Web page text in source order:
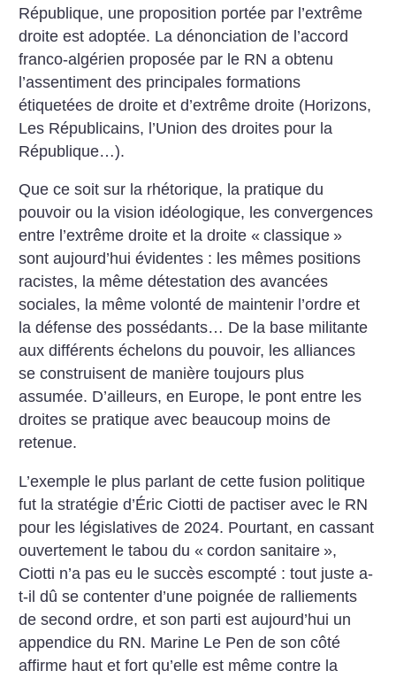
République, une proposition portée par l’extrême
droite est adoptée. La dénonciation de l’accord
franco-algérien proposée par le RN a obtenu
l’assentiment des principales formations
étiquetées de droite et d’extrême droite (Horizons,
Les Républicains, l’Union des droites pour la
République…).
Que ce soit sur la rhétorique, la pratique du
pouvoir ou la vision idéologique, les convergences
entre l’extrême droite et la droite « classique »
sont aujourd’hui évidentes : les mêmes positions
racistes, la même détestation des avancées
sociales, la même volonté de maintenir l’ordre et
la défense des possédants… De la base militante
aux différents échelons du pouvoir, les alliances
se construisent de manière toujours plus
assumée. D’ailleurs, en Europe, le pont entre les
droites se pratique avec beaucoup moins de
retenue.
L’exemple le plus parlant de cette fusion politique
fut la stratégie d’Éric Ciotti de pactiser avec le RN
pour les législatives de 2024. Pourtant, en cassant
ouvertement le tabou du « cordon sanitaire »,
Ciotti n’a pas eu le succès escompté : tout juste a-
t-il dû se contenter d’une poignée de ralliements
de second ordre, et son parti est aujourd’hui un
appendice du RN. Marine Le Pen de son côté
affirme haut et fort qu’elle est même contre la